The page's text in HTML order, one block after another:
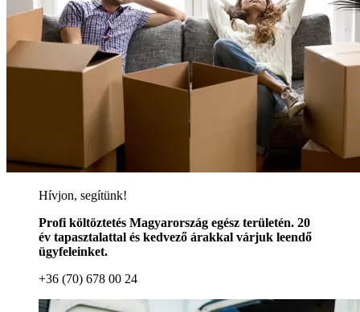
Hívjon, segítünk!
Profi költöztetés Magyarország egész területén. 20
év tapasztalattal és kedvező árakkal várjuk leendő
ügyfeleinket.
+36 (70) 678 00 24